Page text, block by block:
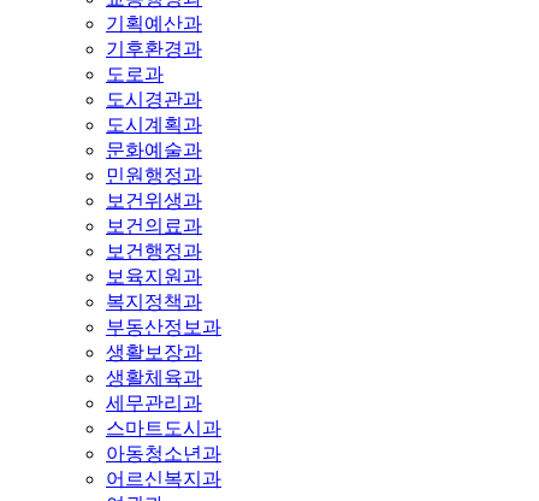
기획예산과
기후환경과
도로과
도시경관과
도시계획과
문화예술과
민원행정과
보건위생과
보건의료과
보건행정과
보육지원과
복지정책과
부동산정보과
생활보장과
생활체육과
세무관리과
스마트도시과
아동청소년과
어르신복지과